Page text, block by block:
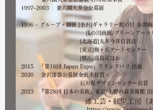
2023.02
2月21日から27日まで 仙台三越で開催
沢・能登 美味と美技展』に出展してい
者本人がおりますのでお近くの方はぜ
ださい。お待ちしております。